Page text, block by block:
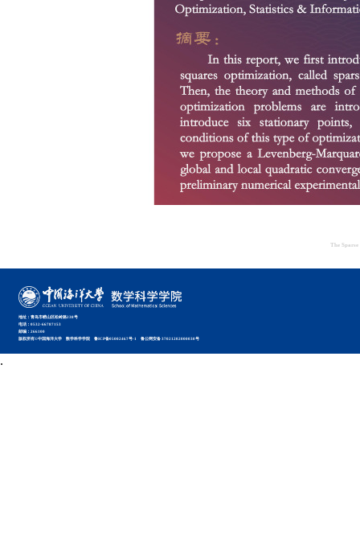
The
地址：青岛市崂山区松岭路238号
电话：0532-66787153
邮编：266100
版权所有©中国海洋大学 数学科学学院 鲁ICP备05002467号-1 鲁公网安备 37021202000030号
.